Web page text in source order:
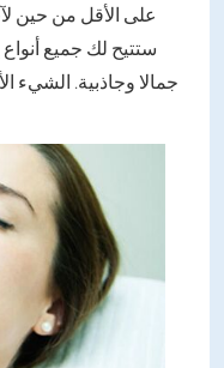
على الأقل من حين
ستتيح لك جميع أنواع
جمالا وجاذبية. الشيء